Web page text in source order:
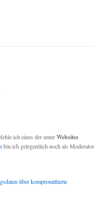
ich eines der unterWebsites
bin ich gelegentlich noch als Moderator
über kompromittierte